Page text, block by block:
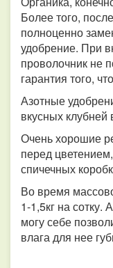
Более того,
полноценно
удобрение. При
проволочник не
гарантия того,
Азотные
вкусных клубней
Очень хорошие
перед
спичечных
Во время
1-1,5кг на
могу себе
влага для нее